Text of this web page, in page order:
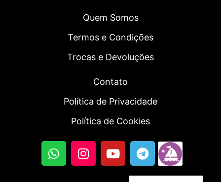
Quem Somos
Termos e Condições
Trocas e Devoluções
Contato
Política de Privacidade
Política de Cookies